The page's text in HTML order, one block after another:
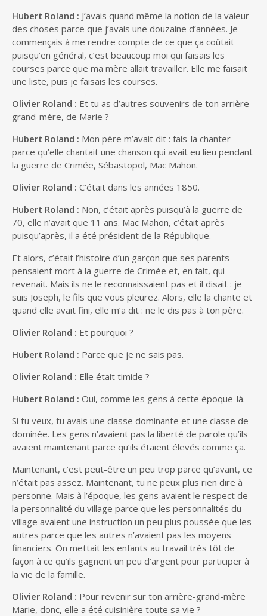
Hubert Roland : J’avais quand même la notion de la valeur
des choses parce que j’avais une douzaine d’années. Je
commençais à me rendre compte de ce que ça coûtait
puisqu’en général, c’est beaucoup moi qui faisais les
courses parce que ma mère allait travailler. Elle me faisait
une liste, puis je faisais les courses.
Olivier Roland : Et tu as d’autres souvenirs de ton arrière-
grand-mère, de Marie ?
Hubert Roland : Mon père m’avait dit : fais-la chanter
parce qu’elle chantait une chanson qui avait eu lieu pendant
la guerre de Crimée, Sébastopol, Mac Mahon.
Olivier Roland : C’était dans les années 1850.
Hubert Roland : Non, c’était après puisqu’à la guerre de
70, elle n’avait que 11 ans. Mac Mahon, c’était après
puisqu’après, il a été président de la République.
Et alors, c’était l’histoire d’un garçon que ses parents
pensaient mort à la guerre de Crimée et, en fait, qui
revenait. Mais ils ne le reconnaissaient pas et il disait : je
suis Joseph, le fils que vous pleurez. Alors, elle la chante et
quand elle avait fini, elle m’a dit : ne le dis pas à ton père.
Olivier Roland : Et pourquoi ?
Hubert Roland : Parce que je ne sais pas.
Olivier Roland : Elle était timide ?
Hubert Roland : Oui, comme les gens à cette époque-là.
Si tu veux, tu avais une classe dominante et une classe de
dominée. Les gens n’avaient pas la liberté de parole qu’ils
avaient maintenant parce qu’ils étaient élevés comme ça.
Maintenant, c’est peut-être un peu trop parce qu’avant, ce
n’était pas assez. Maintenant, tu ne peux plus rien dire à
personne. Mais à l’époque, les gens avaient le respect de
la personnalité du village parce que les personnalités du
village avaient une instruction un peu plus poussée que les
autres parce que les autres n’avaient pas les moyens
financiers. On mettait les enfants au travail très tôt de
façon à ce qu’ils gagnent un peu d’argent pour participer à
la vie de la famille.
Olivier Roland : Pour revenir sur ton arrière-grand-mère
Marie, donc, elle a été cuisinière toute sa vie ?